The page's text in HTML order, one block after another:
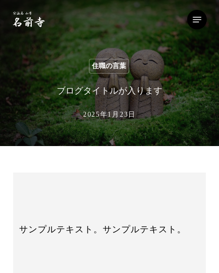
Menu
住職の言葉
ブログタイトルが入ります
2025年1月23日
サンプルテキスト。サンプルテキスト。